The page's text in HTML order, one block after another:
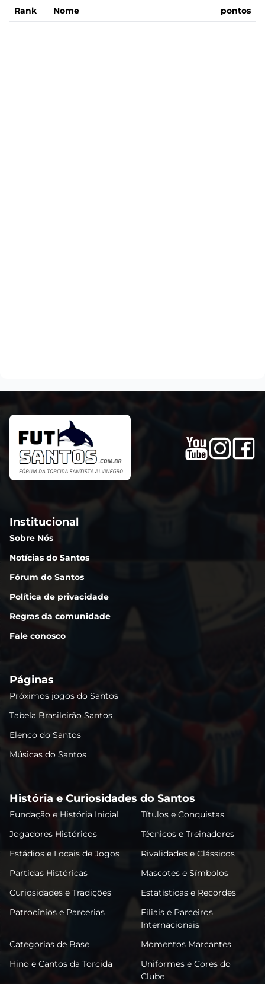
Rank Nome pontos
Institucional
Sobre Nós
Notícias do Santos
Fórum do Santos
Política de privacidade
Regras da comunidade
Fale conosco
Páginas
Próximos jogos do Santos
Tabela Brasileirão Santos
Elenco do Santos
Músicas do Santos
História e Curiosidades do Santos
Fundação e História Inicial
Títulos e Conquistas
Jogadores Históricos
Técnicos e Treinadores
Estádios e Locais de Jogos
Rivalidades e Clássicos
Partidas Históricas
Mascotes e Símbolos
Curiosidades e Tradições
Estatísticas e Recordes
Patrocínios e Parcerias
Filiais e Parceiros
Internacionais
Categorias de Base
Momentos Marcantes
Hino e Cantos da Torcida
Uniformes e Cores do
Clube